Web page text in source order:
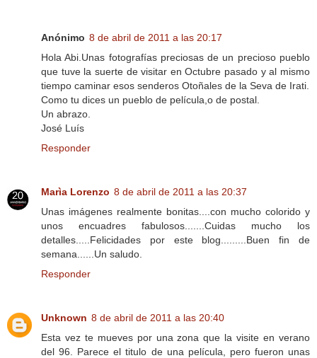
Anónimo 8 de abril de 2011 a las 20:17
Hola Abi.Unas fotografías preciosas de un precioso pueblo
que tuve la suerte de visitar en Octubre pasado y al mismo
tiempo caminar esos senderos Otoñales de la Seva de Irati.
Como tu dices un pueblo de película,o de postal.
Un abrazo.
José Luís
Responder
Marìa Lorenzo 8 de abril de 2011 a las 20:37
Unas imágenes realmente bonitas....con mucho colorido y
unos encuadres fabulosos.......Cuidas mucho los
detalles.....Felicidades por este blog.........Buen fin de
semana......Un saludo.
Responder
Unknown 8 de abril de 2011 a las 20:40
Esta vez te mueves por una zona que la visite en verano
del 96. Parece el titulo de una película, pero fueron unas